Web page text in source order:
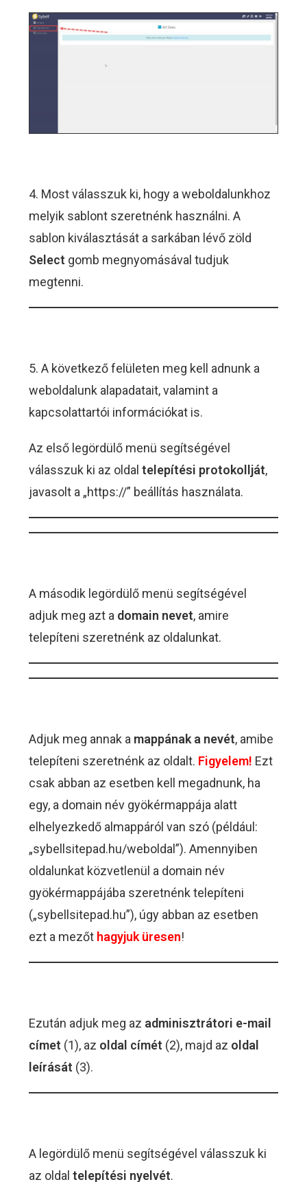
4. Most válasszuk ki, hogy a weboldalunkhoz
melyik sablont szeretnénk használni. A
sablon kiválasztását a sarkában lévő zöld
Select gomb megnyomásával tudjuk
megtenni.
5. A következő felületen meg kell adnunk a
weboldalunk alapadatait, valamint a
kapcsolattartói információkat is.
Az első legördülő menü segítségével
válasszuk ki az oldaltelepítési protokollját,
javasolt a „https://” beállítás használata.
A második legördülő menü segítségével
adjuk meg azt a domain nevet, amire
telepíteni szeretnénk az oldalunkat.
Adjuk meg annak a mappának a nevét, amibe
telepíteni szeretnénk az oldalt. Figyelem! Ezt
csak abban az esetben kell megadnunk, ha
egy, a domain név gyökérmappája alatt
elhelyezkedő almappáról van szó (például:
„sybellsitepad.hu/weboldal”). Amennyiben
oldalunkat közvetlenül a domain név
gyökérmappájába szeretnénk telepíteni
(„sybellsitepad.hu”), úgy abban az esetben
ezt a mezőt hagyjuk üresen!
Ezután adjuk meg az adminisztrátori e-mail
címet (1), az oldal címét (2), majd az oldal
leírását (3).
A legördülő menü segítségével válasszuk ki
az oldaltelepítési nyelvét.